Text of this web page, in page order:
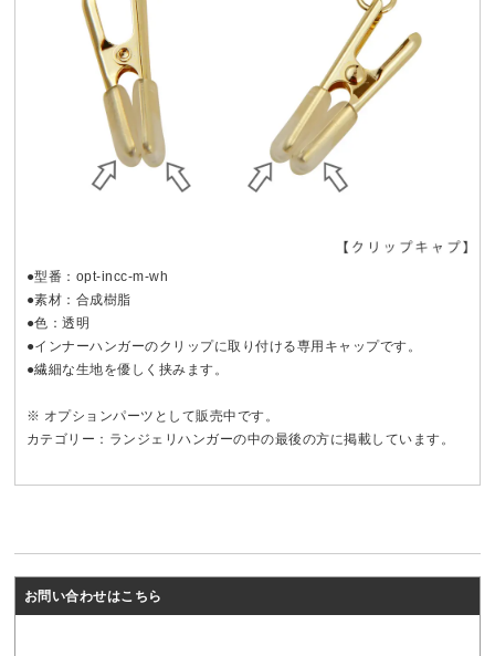
●型番：opt-incc-m-wh
●素材：合成樹脂
●色：透明
●インナーハンガーのクリップに取り付ける専用キャップです。
●繊細な生地を優しく挟みます。
※ オプションパーツとして販売中です。
カテゴリー：ランジェリハンガーの中の最後の方に掲載しています。
お問い合わせはこちら